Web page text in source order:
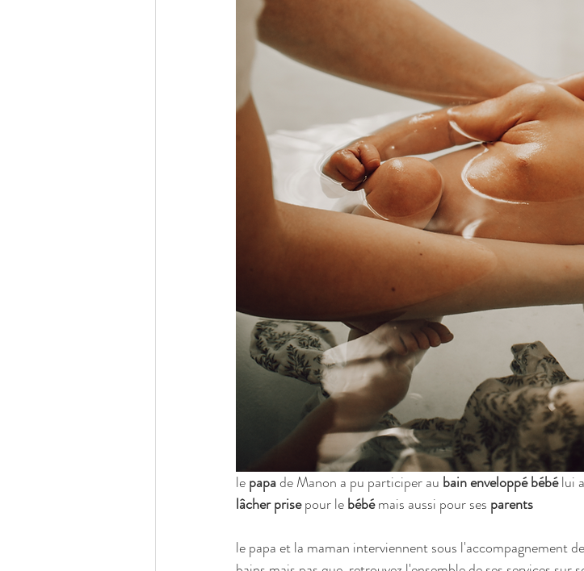
le papa de Manon a pu participer au bain enveloppé bébé lui
lâcher prise pour le bébé mais aussi pour ses parents
le papa et la maman interviennent sous l'accompagnement